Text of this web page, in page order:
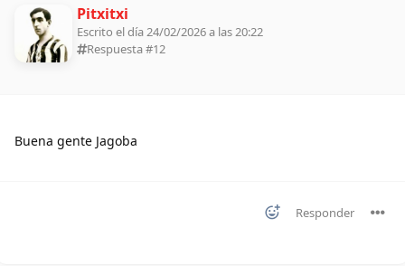
Pitxitxi
Escrito el día 24/02/2026 a las 20:22
Respuesta #12
Buena gente Jagoba
Responder